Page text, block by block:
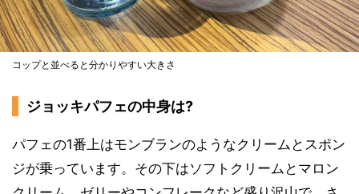
コップと並べると分かりやすい大きさ
ジョッキパフェの中身は?
パフェの1番上はモンブランのようなクリームとスポン
ジが乗っています。その下はソフトクリームとマロン